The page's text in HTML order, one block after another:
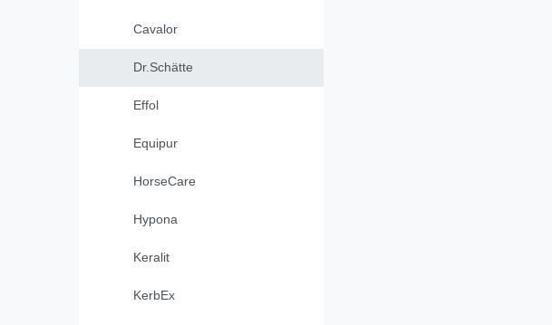
Cavalor
Dr.Schätte
Effol
Equipur
HorseCare
Hypona
Keralit
KerbEx